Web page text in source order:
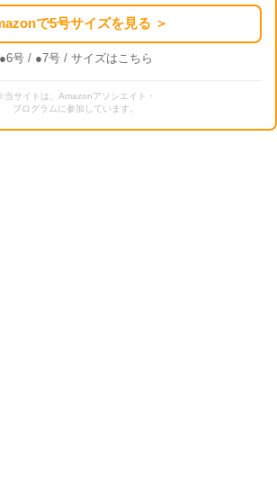
で5号サイズを見る ＞
●6号/ ●7号/ サイズはこちら
当サイトは、Amazonアソシエイト・
プログラムに参加しています。